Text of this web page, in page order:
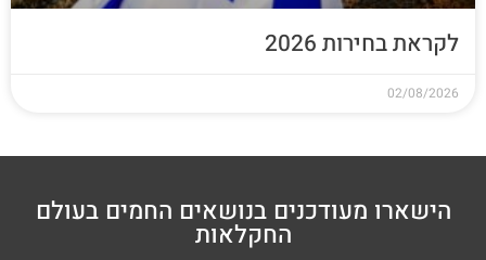
לקראת בחירות 2026
02/08/2026
הישארו מעודכנים בנושאים החמים בעולם
החקלאות